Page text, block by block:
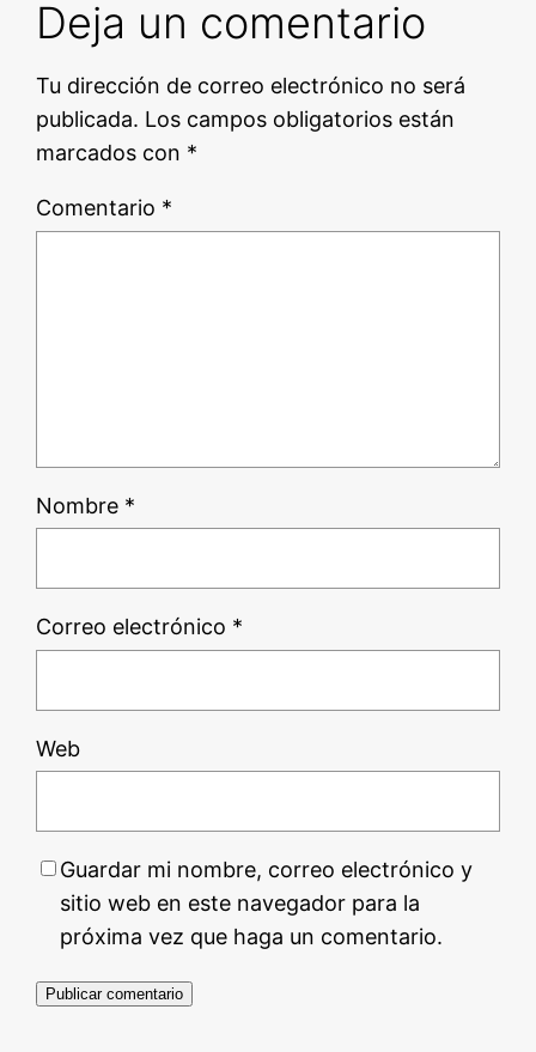
Deja un comentario
Tu dirección de correo electrónico no será
publicada. Los campos obligatorios están
marcados con *
Comentario *
Nombre *
Correo electrónico *
Web
Guardar mi nombre, correo electrónico y
sitio web en este navegador para la
próxima vez que haga un comentario.